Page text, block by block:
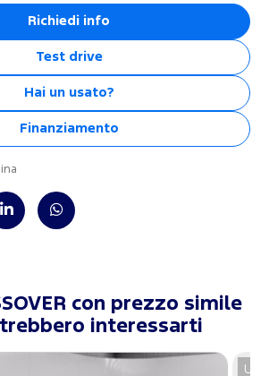
Richiedi info
Test drive
Hai un usato?
Finanziamento
con prezzo simile
interessarti